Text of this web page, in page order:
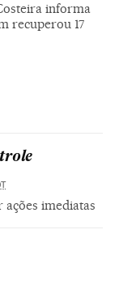
informa
recuperou 17
ações imediatas